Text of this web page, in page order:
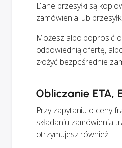
Dane przesyłki są
zamówienia lub
Możesz albo poprosić
odpowiednią ofertę,
złożyć bezpośrednie
Obliczanie ETA,
Przy zapytaniu o ceny
składaniu zamówienia
otrzymujesz również: